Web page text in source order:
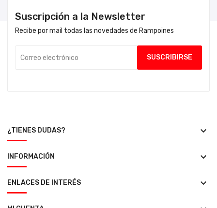
Suscripción a la Newsletter
Recibe por mail todas las novedades de Rampoines
¿TIENES DUDAS? keyboard_arrow_down
INFORMACIÓN keyboard_arrow_down
ENLACES DE INTERÉS keyboard_arrow_down